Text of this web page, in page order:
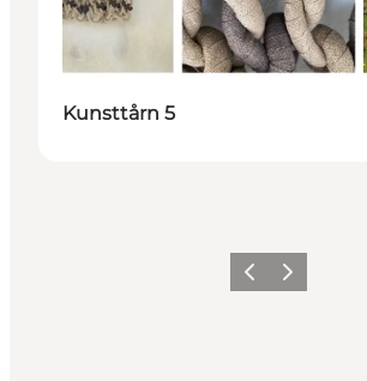
Kunsttårn 5
ForrigeNæste